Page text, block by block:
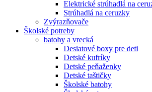
Elektrické strúhadlá na
Strúhadlá na ceruzky
Zvýrazňovače
Školské potreby
batohy a vrecká
Desiatové boxy pre deti
Detské kufríky
Detské peňaženky
Detské taštičky
Školské batohy